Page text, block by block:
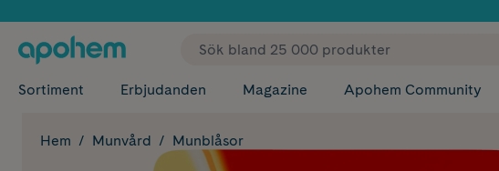
✓ Fri frakt
Sortiment Erbjudanden Magazine Apohem Community
Hem Munvård Munblåsor